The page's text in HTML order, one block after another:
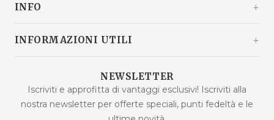
Croazia
Lun - Ven: 9:00 - 15:00
INFO
Chi siamo
Nuovi prodotti
Prodotti più venduti
INFORMAZIONI UTILI
Domande frequenti
Termini di acquisto
NEWSLETTER
Iscriviti e approfitta di vantaggi esclusivi! Iscriviti alla
nostra newsletter per offerte speciali, punti fedeltà e le